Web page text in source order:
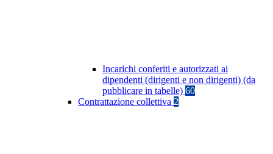
Incarichi conferiti e autorizzati ai
dipendenti (dirigenti e non dirigenti) (da
pubblicare in tabelle) 60
Contrattazione collettiva 2